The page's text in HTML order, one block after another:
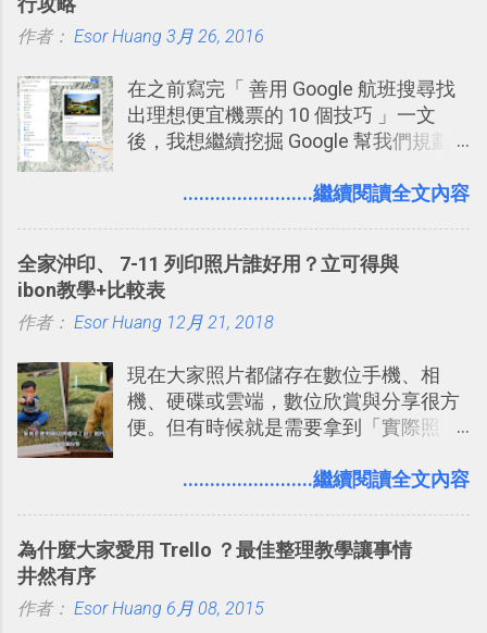
或 Facebook 一樣易於讓公司同事聊天打
」：但是 Slack 的頻道、群組機制讓茶水間
的聊天，不會干擾工作的討論，並且星號與
釘選功能讓每個同事可以從聊天中記錄重
點。 3. 「 有彈性 」： Slack 的架構可以讓
每一個團隊設計出符合自己需求的通訊平
平台，可以參考： JANDI 高效率團隊通訊平
台完整教學，比 Slack 更適合中文用戶 。
2017/3 新增 ： Sortd for Slack： 改造 Slack
作者： Esor Huang 3月 26, 2016
在之前寫完「 善用 Google 航班搜尋找
出理想便宜機票的 10 個技巧 」一文
後，我想繼續挖掘 Google 幫我們規劃
入的來聊聊 Google 的「我的地圖」服
線，對商務需求來說可以打造出一張一
張資料地圖（例如我之前在製作一本新
書時建立的「 台灣推薦空拍地點地圖
規劃自助旅行路線！ Google 「我的地
圖」在規劃自助旅行路線時可以解決許
多問題： 國外地點名稱地址常常難懂，
稱。 在規劃路線之外，自訂地圖還能補
時帶來好心情，二方面事後就是最好的
享合作，讓彼此都能在手機上查看這次
........................繼續閱讀全文內容
全家沖印、 7-11 列印照片誰好用？立可得與
ibon教學+比較表
作者： Esor Huang 12月 21, 2018
現在大家照片都儲存在數位手機、相
機、硬碟或雲端，數位欣賞與分享很方
便。但有時候就是需要拿到「實際照
要製作家庭相框 用照片來當小禮物 把照
片？而且最好能不花時間、立即拿到、
（或是沒有好的印表機），又不想跑照
........................繼續閱讀全文內容
為什麼大家愛用 Trello ？最佳整理教學讓事情
井然有序
作者： Esor Huang 6月 08, 2015